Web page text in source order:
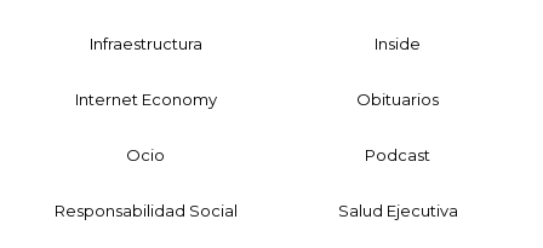
Infraestructura Inside
Internet Economy Obituarios
Ocio Podcast
Responsabilidad Social Salud Ejecutiva